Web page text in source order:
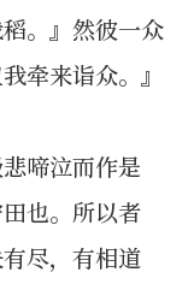
。』然彼一众
牵来诣众。』
啼泣而作是
也。所以者
尽，有相道